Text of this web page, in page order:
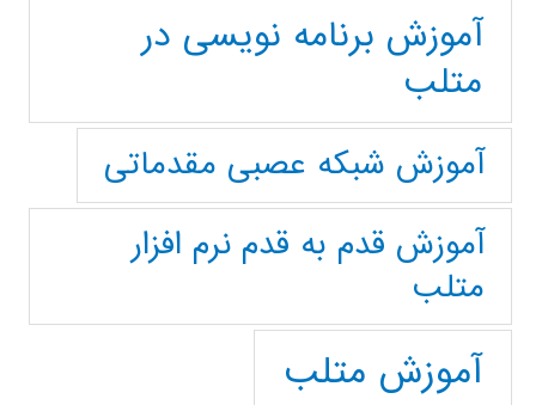
آموزش برنامه نویسی در
متلب
آموزش شبکه عصبی مقدماتی
آموزش قدم به قدم نرم افزار
متلب
آموزش متلب